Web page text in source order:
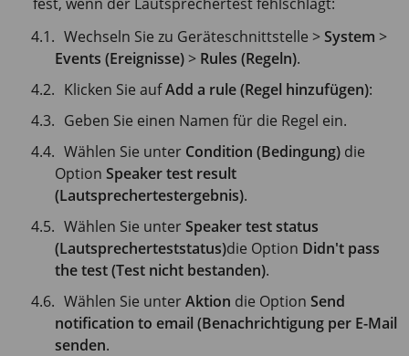
Wechseln Sie zu Geräteschnittstelle >System >
Events (Ereignisse)> Rules (Regeln).
Klicken Sie aufAdd a rule (Regel hinzufügen):
Geben Sie einen Namen für die Regel ein.
Wählen Sie unter Condition (Bedingung) die
Option Speaker test result
(Lautsprechertestergebnis).
Wählen Sie unterSpeaker test status
(Lautsprecherteststatus)die Option Didn't pass
the test (Test nicht bestanden).
Wählen Sie unterAktion die OptionSend
notification to email (Benachrichtigung per E-Mail
senden.